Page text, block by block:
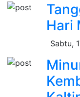
Hari
Sabtu,